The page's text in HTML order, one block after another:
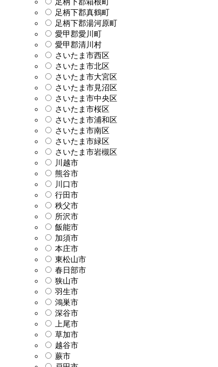
足柄下郡真鶴町
足柄下郡湯河原町
愛甲郡愛川町
愛甲郡清川村
さいたま市西区
さいたま市北区
さいたま市大宮区
さいたま市見沼区
さいたま市中央区
さいたま市桜区
さいたま市浦和区
さいたま市南区
さいたま市緑区
さいたま市岩槻区
川越市
熊谷市
川口市
行田市
秩父市
所沢市
飯能市
加須市
本庄市
東松山市
春日部市
狭山市
羽生市
鴻巣市
深谷市
上尾市
草加市
越谷市
蕨市